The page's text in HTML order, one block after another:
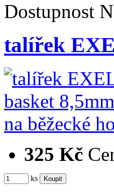
Dostupnost
talířek
325 Kč
ks